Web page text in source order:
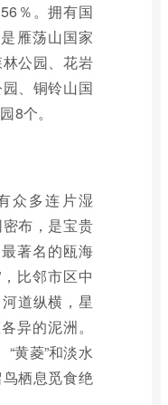
％。拥有国
雁荡山国家
公园、花岩
、铜铃山国
8个。
众多连片湿
布，是宝贵
著名的瓯海
比邻市区中
道纵横，星
异的泥洲。
“黄菱”和淡水
栖息觅食绝